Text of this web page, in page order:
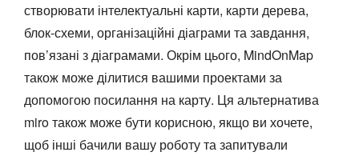
створювати інтелектуальні карти, карти дерева,
блок-схеми, організаційні діаграми та завдання,
пов’язані з діаграмами. Окрім цього, MindOnMap
також може ділитися вашими проектами за
допомогою посилання на карту. Ця альтернатива
miro також може бути корисною, якщо ви хочете,
щоб інші бачили вашу роботу та запитували